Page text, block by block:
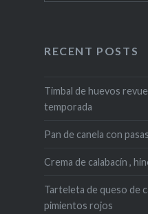
RECENT POSTS
Timbal de huevos
temporada
Pan de canela con
Crema de calabacín ,
Tarteleta de queso de
pimientos rojos